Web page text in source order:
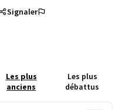
Signaler
Les plus
anciens
Les plus
débattus